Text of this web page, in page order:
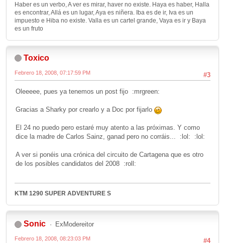
Haber es un verbo, A ver es mirar, haver no existe. Haya es haber, Halla
es encontrar, Allá es un lugar, Aya es niñera. Iba es de ir, Iva es un
impuesto e Hiba no existe. Valla es un cartel grande, Vaya es ir y Baya
es un fruto
Toxico
#3
Febrero 18, 2008, 07:17:59 PM
Oleeeee, pues ya tenemos un post fijo :mrgreen:
Gracias a Sharky por crearlo y a Doc por fijarlo
El 24 no puedo pero estaré muy atento a las próximas. Y como
dice la madre de Carlos Sainz, ganad pero no corráis... :lol: :lol:
A ver si ponéis una crónica del circuito de Cartagena que es otro
de los posibles candidatos del 2008 :roll:
KTM 1290 SUPER ADVENTURE S
Sonic ExModereitor
#4
Febrero 18, 2008, 08:23:03 PM